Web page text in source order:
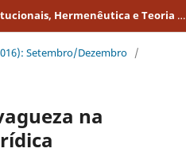
Revista de Estudos Constitucionais, Hermenêutica e Teoria do Direito
Setembro/Dezembro /
na